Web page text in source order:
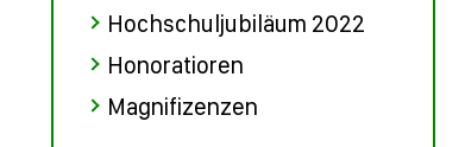
Hochschuljubiläum 2022
Honoratioren
Magnifizenzen